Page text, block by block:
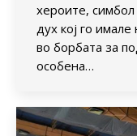
хероите,
дух кој го
во борбата за
особена…